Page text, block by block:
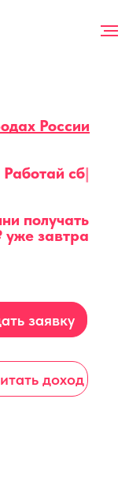
доход
заявку
Работай|
получать
уже завтра
России